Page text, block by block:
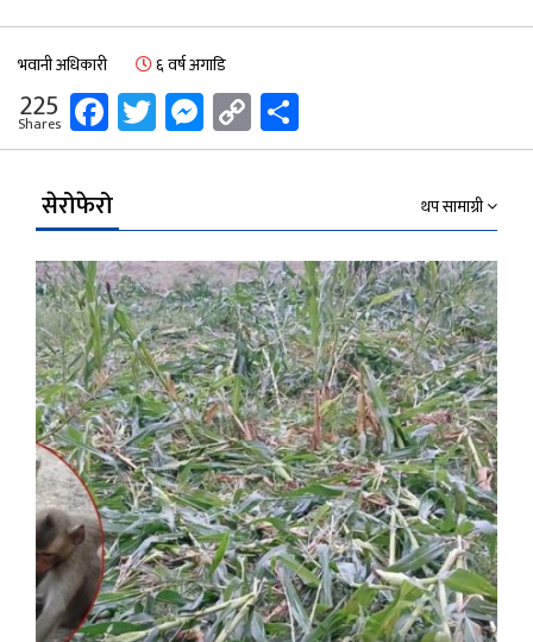
भवानी अधिकारी ६ वर्ष अगाडि
225
Shares Facebook
Twitter
Messenger
Copy
Link
सेरोफेरो थप सामाग्री